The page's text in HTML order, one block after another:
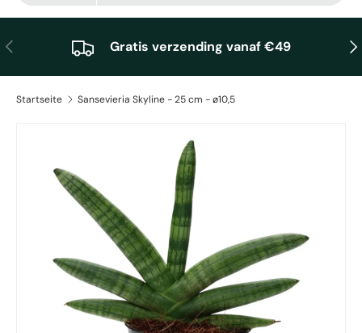
Vorherige Gratis verzending vanaf €49
Startseite Sansevieria Skyline - 25 cm - ø10,5
Zu Produktinformationen springen